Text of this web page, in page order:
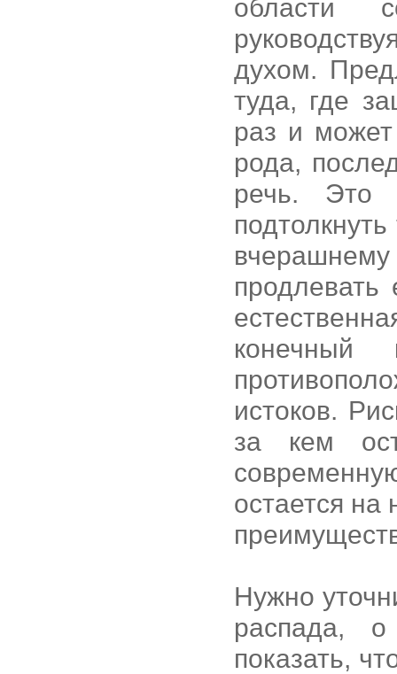
области
духом.
туда, где
раз и
рода,
речь. Это
продлевать
истоков.
за кем
остается на
Нужно
распада,
показать,